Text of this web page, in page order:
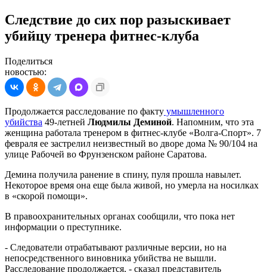
Следствие до сих пор разыскивает
убийцу тренера фитнес-клуба
Поделиться
новостью:
Продолжается расследование по факту умышленного
убийства 49-летней Людмилы Деминой. Напомним, что эта
женщина работала тренером в фитнес-клубе «Волга-Спорт». 7
февраля ее застрелил неизвестный во дворе дома № 90/104 на
улице Рабочей во Фрунзенском районе Саратова.
Демина получила ранение в спину, пуля прошла навылет.
Некоторое время она еще была живой, но умерла на носилках
в «скорой помощи».
В правоохранительных органах сообщили, что пока нет
информации о преступнике.
- Следователи отрабатывают различные версии, но на
непосредственного виновника убийства не вышли.
Расследование продолжается, - сказал представитель